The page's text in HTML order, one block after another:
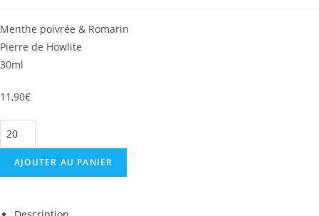
Menthe poivrée & Romarin
Pierre de Howlite
30ml
11,90€
AJOUTER AU PANIER